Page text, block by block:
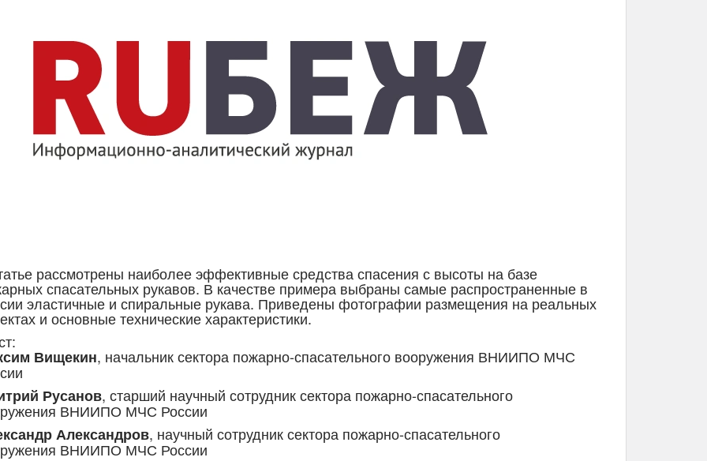
рассмотрены наиболее эффективные средства спасения с высоты на базе
спасательных рукавов. В качестве примера выбраны самые распространенные в
эластичные и спиральные рукава. Приведены фотографии размещения на реальных
и основные технические характеристики.
Вищекин, начальник сектора пожарно-спасательного вооружения ВНИИПО МЧС
Русанов, старший научный сотрудник сектора пожарно-спасательного
ВНИИПО МЧС России
Александров, научный сотрудник сектора пожарно-спасательного
ВНИИПО МЧС России